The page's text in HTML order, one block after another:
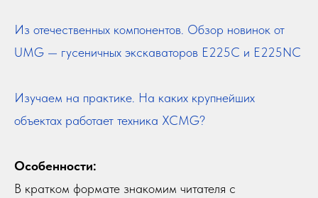
Из отечественных компонентов. Обзор новинок от
UMG — гусеничных экскаваторов E225C и E225NC
Изучаем на практике. На каких крупнейших
объектах работает техника XCMG?
Особенности:
В кратком формате знакомим читателя с